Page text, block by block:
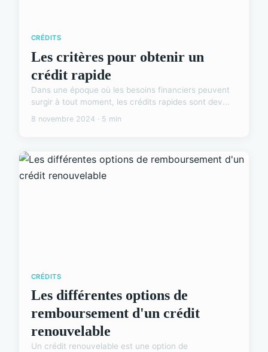
CRÉDITS
Les critères pour obtenir un
crédit rapide
Dans une époque où les besoins financiers peuvent
surgir à tout moment, les crédits rapides sont dev...
8 novembre 2024 · 5 min
CRÉDITS
Les différentes options de
remboursement d'un crédit
renouvelable
Un crédit renouvelable est une option de